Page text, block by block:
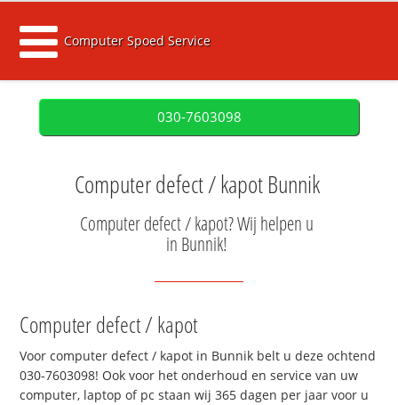
Computer Spoed Service
030-7603098
Computer defect / kapot Bunnik
Computer defect / kapot? Wij helpen u
in Bunnik!
Computer defect / kapot
Voor computer defect / kapot in Bunnik belt u deze ochtend
030-7603098! Ook voor het onderhoud en service van uw
computer, laptop of pc staan wij 365 dagen per jaar voor u